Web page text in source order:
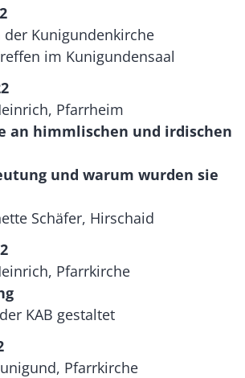
der Kunigundenkirche
im Kunigundensaal
Pfarrheim
an himmlischen und irdischen
und warum wurden sie
Schäfer, Hirschaid
Pfarrkirche
KAB gestaltet
Pfarrkirche